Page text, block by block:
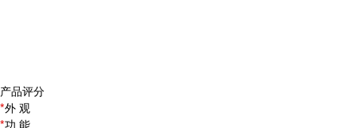
产品评分
*外 观
*功 能